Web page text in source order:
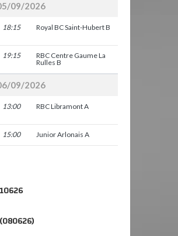
09/2026
18:15 Royal BC Saint-Hubert B
19:15
RBC Centre Gaume La
Rulles B
09/2026
13:00 RBC Libramont A
15:00 Junior Arlonais A